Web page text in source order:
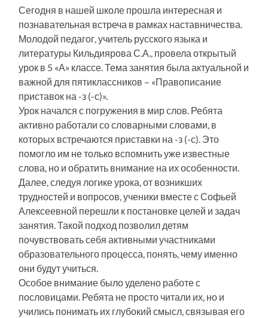
Сегодня в нашей школе прошла интересная и
познавательная встреча в рамках наставничества.
Молодой педагог, учитель русского языка и
литературы Кильдиярова С.А., провела открытый
урок в 5 «А» классе. Тема занятия была актуальной и
важной для пятиклассников – «Правописание
приставок на -з (-с)».
Урок начался с погружения в мир слов. Ребята
активно работали со словарными словами, в
которых встречаются приставки на -з (-с). Это
помогло им не только вспомнить уже известные
слова, но и обратить внимание на их особенности.
Далее, следуя логике урока, от возникших
трудностей и вопросов, ученики вместе с Софьей
Алексеевной перешли к постановке целей и задач
занятия. Такой подход позволил детям
почувствовать себя активными участниками
образовательного процесса, понять, чему именно
они будут учиться.
Особое внимание было уделено работе с
пословицами. Ребята не просто читали их, но и
учились понимать их глубокий смысл, связывая его